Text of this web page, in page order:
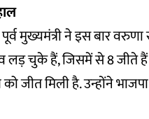
मुख्यमंत्री ने इस बार
लड़ चुके हैं, जिसमें से 8 जीते
जीत मिली है. उन्होंने